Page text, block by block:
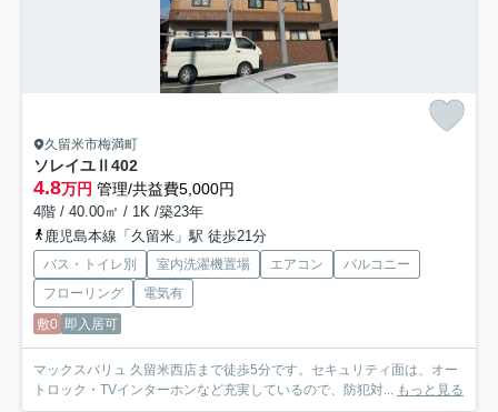
久留米市梅満町
ソレイユⅡ 402
4.8万円 管理/共益費5,000円
4階 / 40.00㎡ / 1K /築23年
鹿児島本線「久留米」駅 徒歩21分
バス・トイレ別 室内洗濯機置場 エアコン
バルコニー
フローリング
電気有
敷0 即入居可
マックスバリュ 久留米西店まで徒歩5分です。セキュリティ面は、オー
トロック・TVインターホンなど充実しているので、防犯対... もっと見る